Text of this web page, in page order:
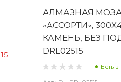
АЛМАЗНАЯ
«АССОРТИ»,
КАМЕНЬ, БЕЗ
DRL02515
Есть